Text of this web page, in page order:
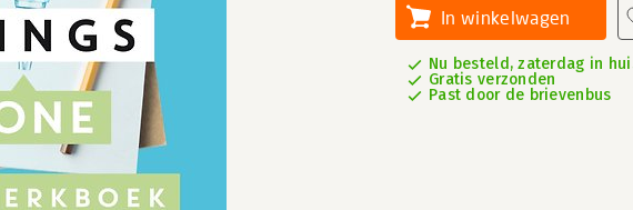
In winkelwagen
Nu besteld, zaterdag in
Gratis verzonden
Past door de brievenbus